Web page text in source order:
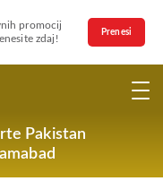
promocij
zdaj!
Prenesi
Pakistan